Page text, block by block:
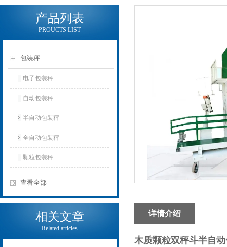
产品列表
PROUCTS LIST
包装秤
电子包装秤
自动包装秤
半自动包装秤
全自动包装秤
颗粒包装秤
查看全部
相关文章
Related articles
详情介绍
木质颗粒双秤斗半自